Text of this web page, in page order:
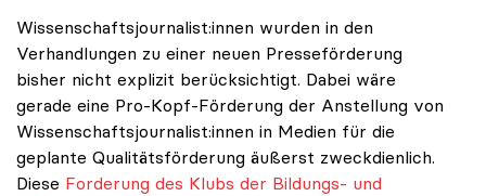
Wissenschaftsjournalist:innen wurden in den
Verhandlungen zu einer neuen Presseförderung
bisher nicht explizit berücksichtigt. Dabei wäre
gerade eine Pro-Kopf-Förderung der Anstellung von
Wissenschaftsjournalist:innen in Medien für die
geplante Qualitätsförderung äußerst zweckdienlich.
Diese Forderung des Klubs der Bildungs- und